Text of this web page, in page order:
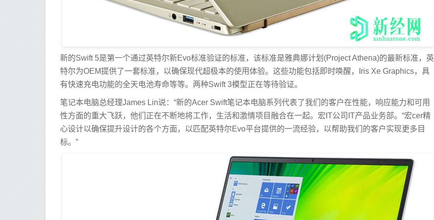
新的Swift 5是第一个通过英特尔新Evo标准验证的标准，该标准是雅典娜计划(Project Athena)的最新标准，英
特尔为OEM提供了一套标准，以确保现代超极本的使用体验。这些功能包括即时唤醒，Iris Xe Graphics，具
有快速充电功能的全天电池寿命等等。两种Swift 3模型正在等待验证。
笔记本电脑总经理James Lin说：“新的Acer Swift笔记本电脑系列代表了我们的客户在性能，响应能力和可用
性方面的重大飞跃，他们正在不断地将工作，生活和激情项目融合在一起。宏IT公司IT产品业务部。“宏cer精
心设计以确保提升设计的各个方面，以匹配英特尔Evo平台提供的一流经验，以帮助我们的客户实现更多目
标。”